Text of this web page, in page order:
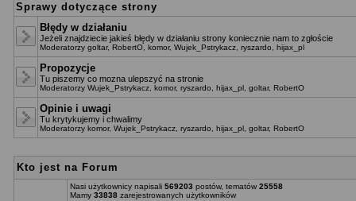
Sprawy dotyczące strony
Błędy w działaniu
Jeżeli znajdziecie jakieś błędy w działaniu strony koniecznie nam to zgłoście
Moderatorzy goltar, RobertO komor, Wujek_Pstrykacz ryszardo hijax_pl
Propozycje
Tu piszemy co mozna ulepszyć na stronie
Moderatorzy Wujek_Pstrykacz komor, ryszardo hijax_pl goltar, RobertO
Opinie i uwagi
Tu krytykujemy i chwalimy
Moderatorzy komor, Wujek_Pstrykacz ryszardo hijax_pl goltar, RobertO
Kto jest na Forum
Nasi użytkownicy napisali 569203 postów, tematów 25558
Mamy 33838 zarejestrowanych użytkowników